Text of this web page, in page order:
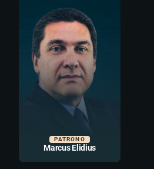
PATRONO
Marcus Elidius